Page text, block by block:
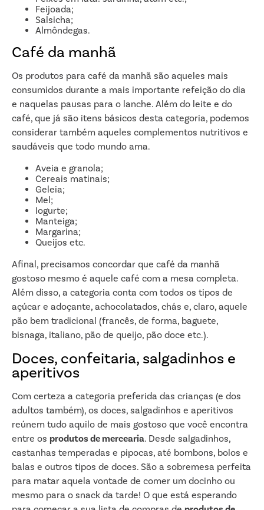
Feijoada;
Salsicha;
Almôndegas.
Café da manhã
Os produtos para café da manhã são aqueles mais
consumidos durante a mais importante refeição do dia
e naquelas pausas para o lanche. Além do leite e do
café, que já são itens básicos desta categoria, podemos
considerar também aqueles complementos nutritivos e
saudáveis que todo mundo ama.
Aveia e granola;
Cereais matinais;
Geleia;
Mel;
Iogurte;
Manteiga;
Margarina;
Queijos etc.
Afinal, precisamos concordar que café da manhã
gostoso mesmo é aquele café com a mesa completa.
Além disso, a categoria conta com todos os tipos de
açúcar e adoçante, achocolatados, chás e, claro, aquele
pão bem tradicional (francês, de forma, baguete,
bisnaga, italiano, pão de queijo, pão doce etc.).
Doces, confeitaria, salgadinhos e
aperitivos
Com certeza a categoria preferida das crianças (e dos
adultos também), os doces, salgadinhos e aperitivos
reúnem tudo aquilo de mais gostoso que você encontra
entre os produtos de mercearia. Desde salgadinhos,
castanhas temperadas e pipocas, até bombons, bolos e
balas e outros tipos de doces. São a sobremesa perfeita
para matar aquela vontade de comer um docinho ou
mesmo para o snack da tarde! O que está esperando